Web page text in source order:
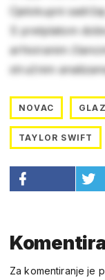
Cjelokupni
S pretplatom
arhiviranim
stručnim
NOVAC
TAYLOR SWIFT
Za komentiranje je